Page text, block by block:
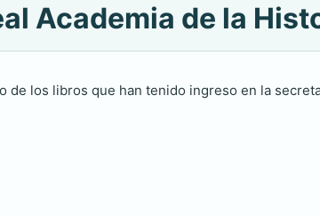
Academia de la
de los libros que han tenido ingreso en la